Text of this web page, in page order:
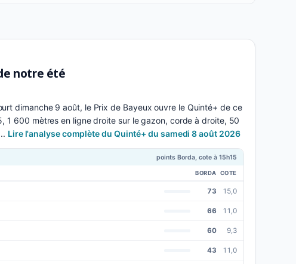
notre été
dimanche 9 août, le Prix de Bayeux ouvre le Quinté+ de ce
1 600 mètres en ligne droite sur le gazon, corde à droite, 50
Lire l'analyse complète du Quinté+ du samedi 8 août 2026
points Borda, cote à 15h15
BORDA COTE
73 15,0
66 11,0
60 9,3
43 11,0